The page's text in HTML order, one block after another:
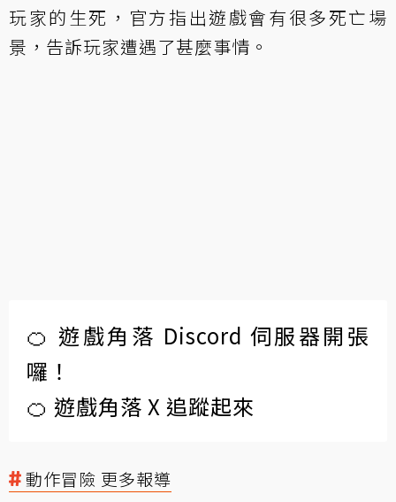
玩家的生死，官方指出遊戲會有很多死亡場
景，告訴玩家遭遇了甚麼事情。
🍊 遊戲角落 Discord 伺服器開張
囉！
🍊 遊戲角落 X 追蹤起來
動作冒險 更多報導